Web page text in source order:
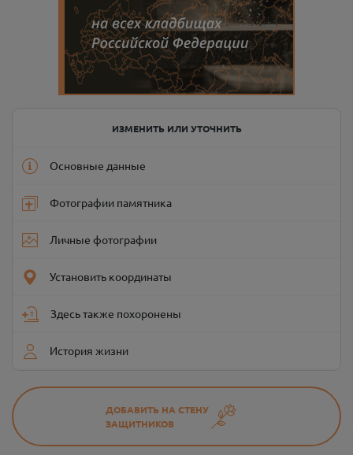
ИЗМЕНИТЬ ИЛИ УТОЧНИТЬ
Основные данные
Фотографии памятника
Личные фотографии
Установить координаты
Здесь также похоронены
История жизни
ДОБАВИТЬ НА СТЕНУ
ЗАЩИТНИКОВ